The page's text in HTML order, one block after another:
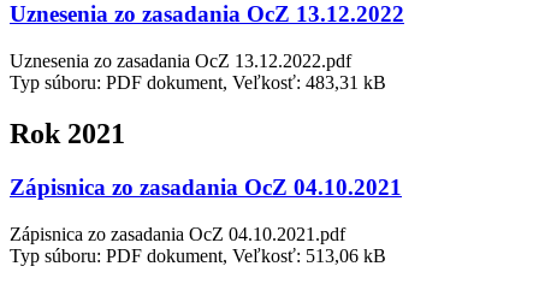
Uznesenia zo zasadania OcZ 13.12.2022
Uznesenia zo zasadania OcZ 13.12.2022.pdf
Typ súboru: PDF dokument, Veľkosť: 483,31 kB
Rok 2021
Zápisnica zo zasadania OcZ 04.10.2021
Zápisnica zo zasadania OcZ 04.10.2021.pdf
Typ súboru: PDF dokument, Veľkosť: 513,06 kB